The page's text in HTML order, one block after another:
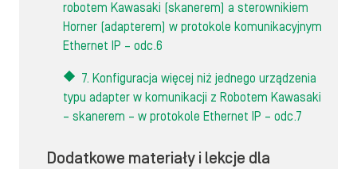
robotem Kawasaki (skanerem) a sterownikiem
Horner (adapterem) w protokole komunikacyjnym
Ethernet IP – odc.6
7. Konfiguracja więcej niż jednego urządzenia
typu adapter w komunikacji z Robotem Kawasaki
– skanerem – w protokole Ethernet IP – odc.7
Dodatkowe materiały i lekcje dla